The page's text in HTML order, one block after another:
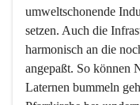
umweltschonende
setzen. Auch die
harmonisch an die
angepaßt. So können
Laternen bummeln